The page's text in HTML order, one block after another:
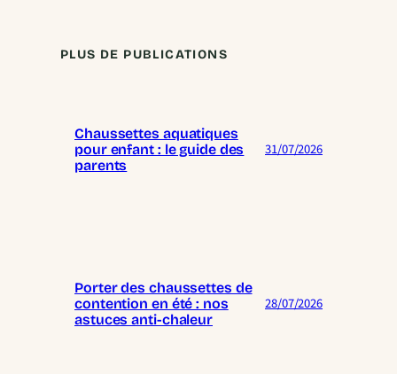
PLUS DE PUBLICATIONS
Chaussettes aquatiques
pour enfant : le guide des
parents
31/07/2026
Porter des chaussettes de
contention en été : nos
astuces anti-chaleur
28/07/2026